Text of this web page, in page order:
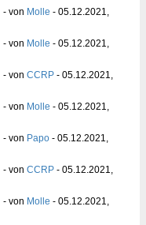
- von Molle - 05.12.2021,
- von Molle - 05.12.2021,
- von CCRP - 05.12.2021,
- von Molle - 05.12.2021,
- von Papo - 05.12.2021,
- von CCRP - 05.12.2021,
- von Molle - 05.12.2021,